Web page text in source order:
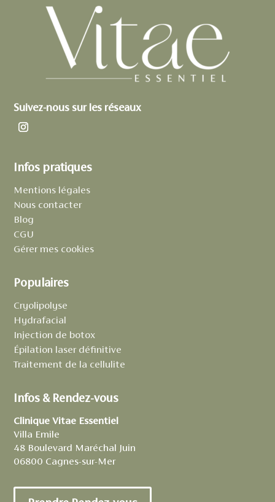
Suivez-nous sur les réseaux
Infos pratiques
Mentions légales
Nous contacter
Blog
CGU
Gérer mes cookies
Populaires
Cryolipolyse
Hydrafacial
Injection de botox
Épilation laser définitive
Traitement de la cellulite
Infos & Rendez-vous
Clinique Vitae Essentiel
Villa Emile
48 Boulevard Maréchal Juin
06800 Cagnes-sur-Mer